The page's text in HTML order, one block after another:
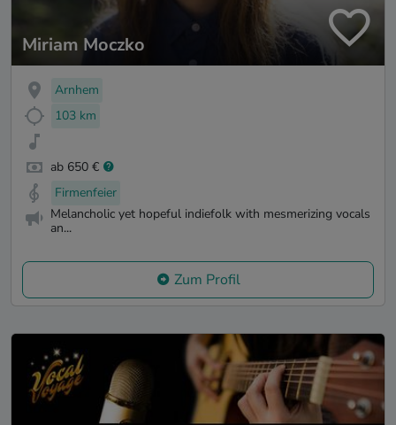
Miriam Moczko
Arnhem
103 km
ab 650 €
Firmenfeier
Melancholic yet hopeful indiefolk with mesmerizing vocals
an...
Zum Profil